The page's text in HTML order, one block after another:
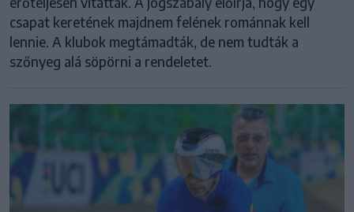
csapat keretének majdnem felének románnak kell
lennie. A klubok megtámadták, de nem tudták a
szőnyeg alá söpörni a rendeletet.